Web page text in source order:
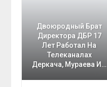
Двоюродный Брат
Директора ДБР 17
Лет Работал На
Телеканалах
Деркача, Мураева И…